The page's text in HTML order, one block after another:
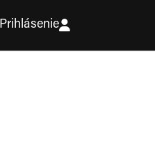
Prihlásenie